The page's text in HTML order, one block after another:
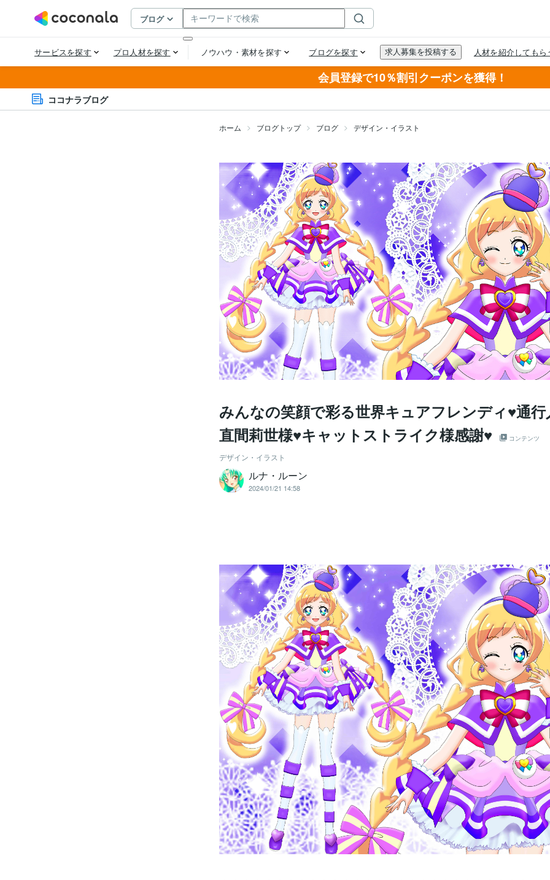
会員登録で10％割引クーポンを獲得！
ココナラブログ
ホーム ブログトップ ブログ デザイン・イラスト
みんなの笑顔で彩る世界キュアフレンディ♥通行
直間莉世様♥キャットストライク様感謝♥
コンテンツ
デザイン・イラスト
ルナ・ルーン
2024/01/21 14:58